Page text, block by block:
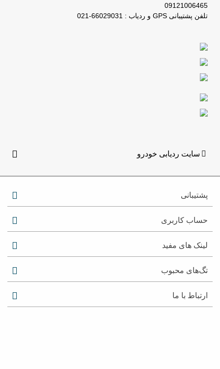
09121006465
تلفن پشتیبانی GPS و ردیاب : 66029031-021
سایت ردیابی خودرو
پشتیبانی
حساب کاربری
لینک های مفید
تگ‌های محبوب
ارتباط با ما